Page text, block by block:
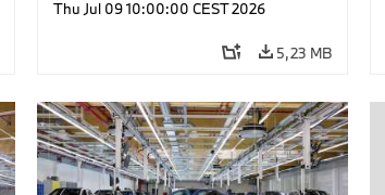
Thu Jul 09 10:00:00 CEST 2026
5,23 MB